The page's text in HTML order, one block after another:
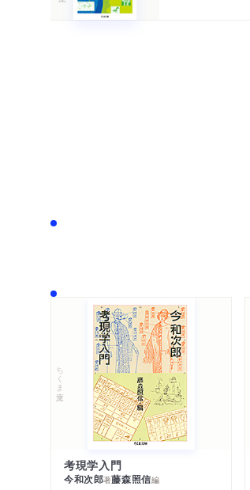
ちくま文庫
考現学入門
今和次郎著藤森照信編